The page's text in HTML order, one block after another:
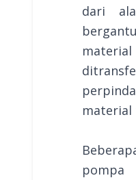
dari
material
material